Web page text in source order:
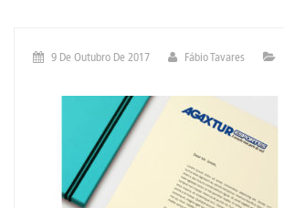
9 De Outubro De 2017 Fábio Tavares